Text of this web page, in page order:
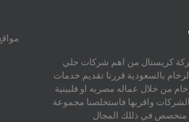
كريستال من اهم شركات جلي
بالسعودية قررنا تقديم خدمات
من خلال عماله مصريه او فلبينية
واقربها فاستخلصنا مجموعة
في ذللك المجال